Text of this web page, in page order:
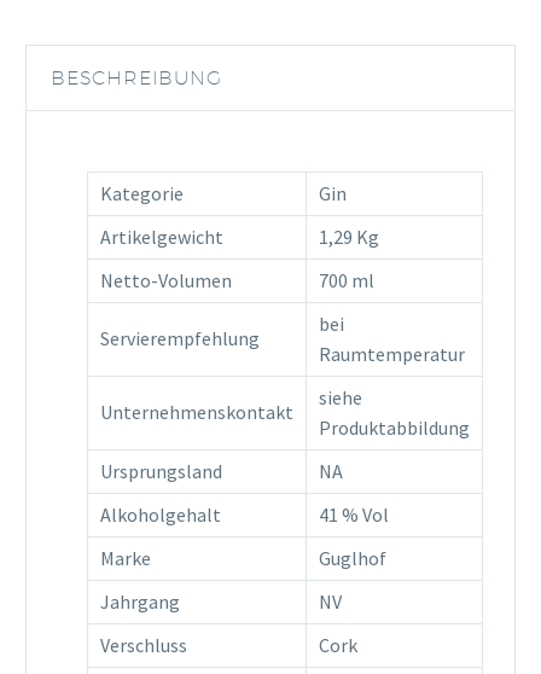
Menge
BESCHREIBUNG
Kategorie
Gin
Artikelgewicht
1,29 Kg
Netto-Volumen
700 ml
Servierempfehlung
bei
Raumtemperatur
Unternehmenskontakt
siehe
Produktabbildung
Ursprungsland
NA
Alkoholgehalt
41 % Vol
Marke
Guglhof
Jahrgang
NV
Verschluss
Cork